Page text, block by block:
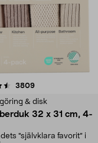
3809recensioner
& disk
32 x 31 cm, 4-
"självklara favorit” i
4.0av 5 stjärnor